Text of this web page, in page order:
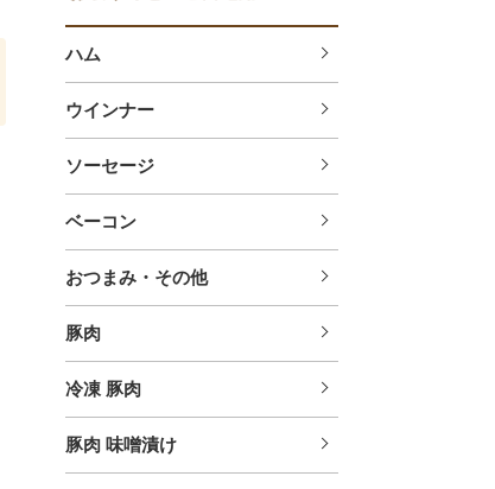
ハム
ウインナー
ソーセージ
ベーコン
おつまみ・その他
豚肉
冷凍 豚肉
豚肉 味噌漬け